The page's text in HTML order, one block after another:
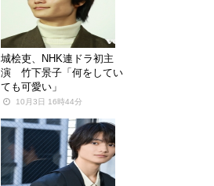
城桧吏、NHK連ドラ初主
演 竹下景子「何をしてい
ても可愛い」
10月3日 16時44分